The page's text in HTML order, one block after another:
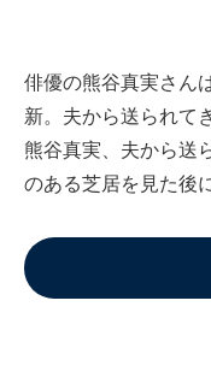
俳優の熊谷真実さん
新。夫から送られて
熊谷真実、夫から送
のある芝居を見た後